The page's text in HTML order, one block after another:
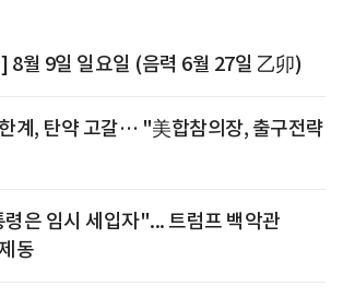
8월 9일 일요일 (음력 6월 27일 乙卯)
계, 탄약 고갈… "美합참의장, 출구전략
은 임시 세입자"... 트럼프 백악관
동